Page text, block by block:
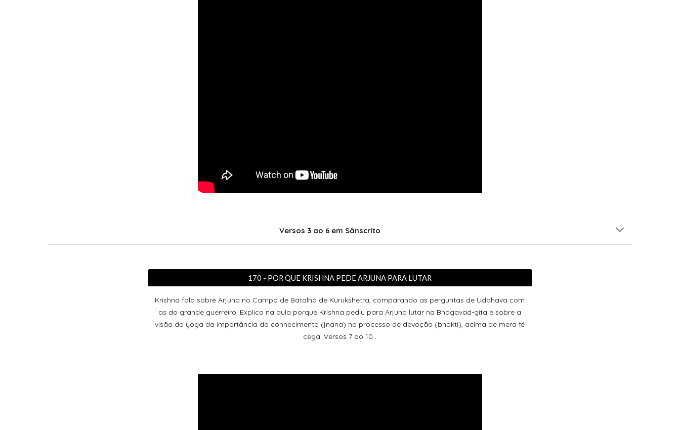
Versos 3 ao 6 em Sânscrito
170 - POR QUE KRISHNA PEDE ARJUNA PARA LUTAR
Krishna fala sobre Arjuna no Campo de Batalha de Kurukshetra, comparando as perguntas de Uddhava com
as do grande guerreiro. Explico na aula porque Krishna pediu para Arjuna lutar na Bhagavad-gita e sobre a
visão do yoga da importância do conhecimento (jnana) no processo de devoção (bhakti), acima de mera fé
cega.Versos 7 ao 10 .